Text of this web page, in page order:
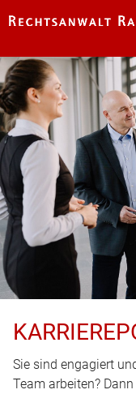
Sie sind engagiert
Team arbeiten?